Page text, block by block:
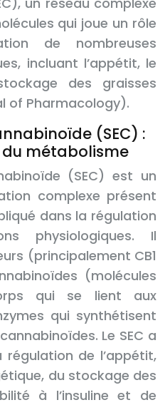
qui joue un rôle
de nombreuses
incluant l’appétit, le
des graisses
of Pharmacology).
(SEC) :
du métabolisme
(SEC) est un
complexe présent
dans la régulation
physiologiques. Il
(principalement CB1
(molécules
qui se lient aux
qui synthétisent
Le SEC a
de l’appétit,
du stockage des
à l’insuline et de